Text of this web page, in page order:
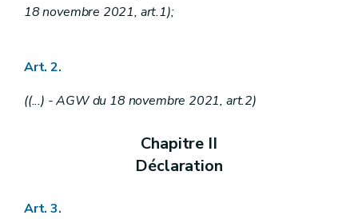
18 novembre 2021, art.1);
Art.2.
((...) - AGW du 18 novembre 2021, art.2)
Chapitre II
Déclaration
Art. 3.